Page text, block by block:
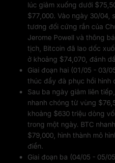
lúc giảm xuống dưới
$77,000. Vào ngày 30/04,
tương đối cứng rắn của
Jerome Powell và thông
tịch, Bitcoin đã lao dốc
ở khoảng $74,070, đánh
Giai đoạn hai (01/05 - 03/
thúc đẩy đà phục hồi hình
Sau ba ngày giảm liên
nhanh chóng từ vùng
khoảng $630 triệu dòng
trong một ngày. BTC
$79,000, hình thành mô
điển.
Giai đoạn ba (04/05 - 05/